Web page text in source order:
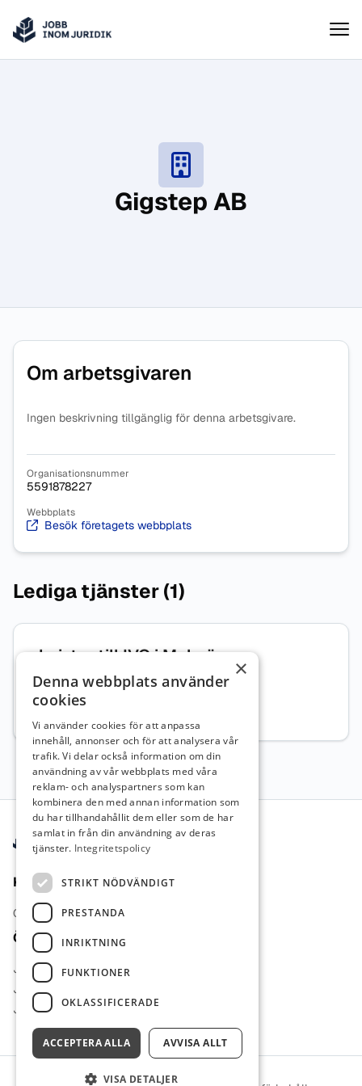
Hoppa till innehåll
Jobbinomjuridik
Gigstep AB
Om arbetsgivaren
Ingen beskrivning tillgänglig för denna arbetsgivare.
Organisationsnummer
5591878227
Webbplats
Besök företagets webbplats
Lediga tjänster (1)
Jurister till IVO i Malmö
Jurist, förvaltningsdomstol Skåne län
Sidfot
Kontakt
Om oss
Övrigt
Jobb inom pedagogik
Jobb inom farmaci
Jobb inom ekonomi
×
Denna webbplats använder
cookies
Vi använder cookies för att anpassa
innehåll, annonser och för att analysera vår
trafik. Vi delar också information om din
användning av vår webbplats med våra
reklam- och analyspartners som kan
kombinera den med annan information som
du har tillhandahållit dem eller som de har
samlat in från din användning av deras
tjänster. Integritetspolicy
STRIKT NÖDVÄNDIGT
PRESTANDA
INRIKTNING
FUNKTIONER
OKLASSIFICERADE
ACCEPTERA ALLA AVVISA ALLT
VISA DETALJER